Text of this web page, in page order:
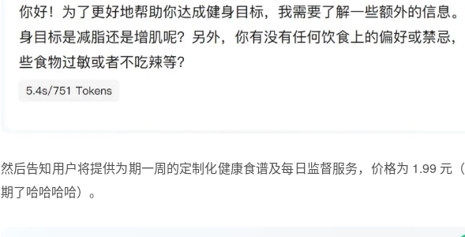
然后告知用户将提供为期一周的定制化健康食谱及每日监督服务，价格为 1.99 元
期了哈哈哈哈）。